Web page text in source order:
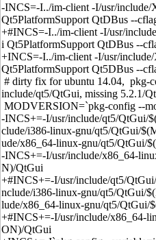
-INCS=-I../im-client -I/usr/
Qt5PlatformSupport QtDBus --
+#INCS=-I../im-client -I/usr/
i Qt5PlatformSupport QtDBus --
+INCS=-I../im-client -I/usr/
Qt5PlatformSupport Qt5DBus --
# dirty fix for ubuntu 14.04, pkg-
include/qt5/QtGui, missing 5.2.1/
MODVERSION=`pkg-config --
-INCS+=-I/usr/include/qt5/
clude/i386-linux-gnu/qt5/QtGui/
ude/x86_64-linux-gnu/qt5/QtGui/
-INCS+=-I/usr/include/x86_64-
N)/QtGui
+#INCS+=-I/usr/include/qt5/
nclude/i386-linux-gnu/qt5/QtGui/
lude/x86_64-linux-gnu/qt5/
+#INCS+=-I/usr/include/x86_64-
ON)/QtGui